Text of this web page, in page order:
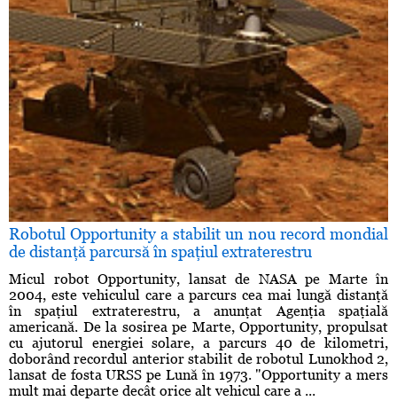
Robotul Opportunity a stabilit un nou record mondial
de distanţă parcursă în spaţiul extraterestru
Micul robot Opportunity, lansat de NASA pe Marte în
2004, este vehiculul care a parcurs cea mai lungă distanţă
în spaţiul extraterestru, a anunţat Agenţia spaţială
americană. De la sosirea pe Marte, Opportunity, propulsat
cu ajutorul energiei solare, a parcurs 40 de kilometri,
doborând recordul anterior stabilit de robotul Lunokhod 2,
lansat de fosta URSS pe Lună în 1973. "Opportunity a mers
mult mai departe decât orice alt vehicul care a ...